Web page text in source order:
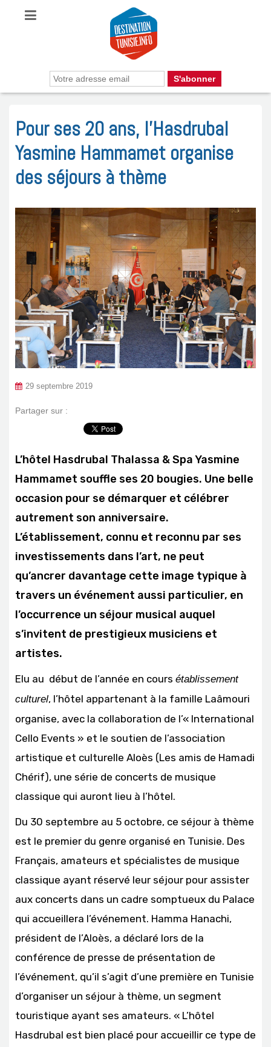
Pour ses 20 ans, l’Hasdrubal
Yasmine Hammamet organise
des séjours à thème
29 septembre 2019
Partager sur :
L’hôtel Hasdrubal Thalassa & Spa Yasmine
Hammamet souffle ses 20 bougies. Une belle
occasion pour se démarquer et célébrer
autrement son anniversaire.
L’établissement, connu et reconnu par ses
investissements dans l’art, ne peut
qu’ancrer davantage cette image typique à
travers un événement aussi particulier, en
l’occurrence un séjour musical auquel
s’invitent de prestigieux musiciens et
artistes.
Elu au début de l’année en cours établissement
culturel, l’hôtel appartenant à la famille Laâmouri
organise, avec la collaboration de l’« International
Cello Events » et le soutien de l’association
artistique et culturelle Aloès (Les amis de Hamadi
Chérif), une série de concerts de musique
classique qui auront lieu à l’hôtel.
Du 30 septembre au 5 octobre, ce séjour à thème
est le premier du genre organisé en Tunisie. Des
Français, amateurs et spécialistes de musique
classique ayant réservé leur séjour pour assister
aux concerts dans un cadre somptueux du Palace
qui accueillera l’événement. Hamma Hanachi,
président de l’Aloès, a déclaré lors de la
conférence de presse de présentation de
l’événement, qu’il s’agit d’une première en Tunisie
d’organiser un séjour à thème, un segment
touristique ayant ses amateurs. « L’hôtel
Hasdrubal est bien placé pour accueillir ce type de